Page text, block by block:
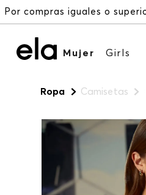
Mujer Girls
Ropa Camisetas